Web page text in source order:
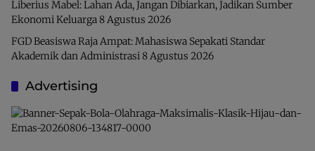
Liberius Mabel: Lahan Ada, Jangan Dibiarkan, Jadikan Sumber
Ekonomi Keluarga 8 Agustus 2026
FGD Beasiswa Raja Ampat: Mahasiswa Sepakati Standar
Akademik dan Administrasi 8 Agustus 2026
Advertising